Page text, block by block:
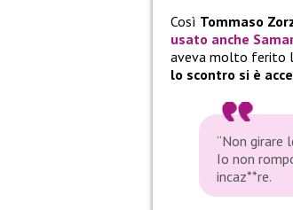
Così Tommaso
usato anche
aveva molto ferito
lo scontro si è
“Non
Io non
incaz**re.